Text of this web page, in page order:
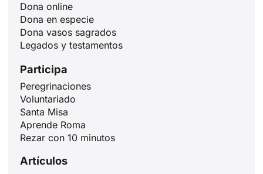
Dona online
Dona en especie
Dona vasos sagrados
Legados y testamentos
Participa
Peregrinaciones
Voluntariado
Santa Misa
Aprende Roma
Rezar con 10 minutos
Artículos